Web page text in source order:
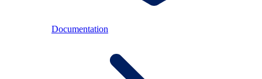
Documentation